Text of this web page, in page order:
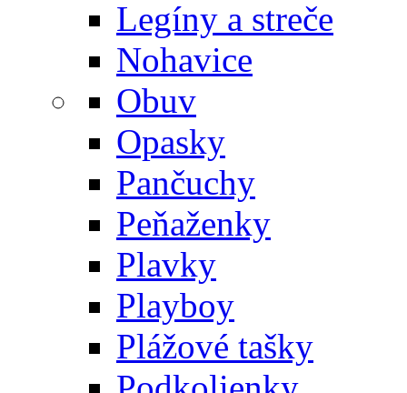
Legíny a streče
Nohavice
Obuv
Opasky
Pančuchy
Peňaženky
Plavky
Playboy
Plážové tašky